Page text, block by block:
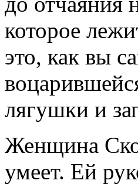
которое
это, как вы
лягушки и
Женщина
умеет. Ей